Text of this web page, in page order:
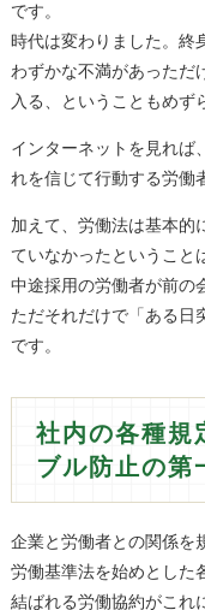
です。
時代は変わりました。終
わずかな不満があっただ
入る、ということもめず
インターネットを見れば
れを信じて行動する労働
加えて、労働法は基本的
ていなかったということ
中途採用の労働者が前の
ただそれだけで「ある日
です。
社内の各種規
ブル防止の第
企業と労働者との関係を
労働基準法を始めとした
結ばれる労働協約がこれ